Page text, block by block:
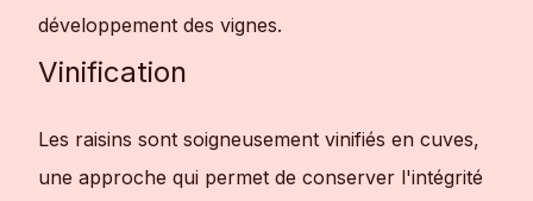
développement des vignes.
Vinification
Les raisins sont soigneusement vinifiés en cuves,
une approche qui permet de conserver l'intégrité